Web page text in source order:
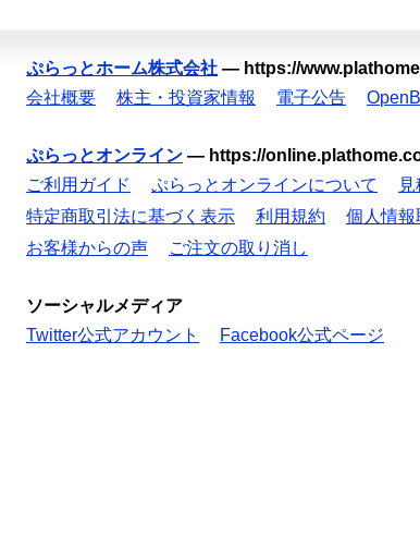
ぷらっとホーム株式会社 — https://
会社概要
株主・投資家情報 電子公告
ぷらっとオンライン — https://
ご利用ガイド
ぷらっとオンラインについて
特定商取引法に基づく表示
利用規約 個人情
お客様からの声
ご注文の取り消し
ソーシャルメディア
Twitter公式アカウント
Facebook公式ページ